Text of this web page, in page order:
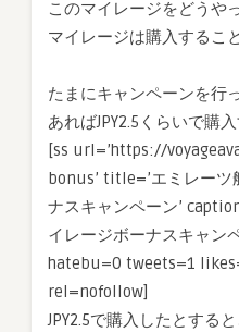
このマイレージをどうや
マイレージは購入するこ
たまにキャンペーンを行
あればJPY2.5くらいで購
[ss url=’https://
bonus’ title=’エミレーツ
ナスキャンペーン’
イレージボーナスキャン
hatebu=0 tweets=1
rel=nofollow]
JPY2.5で購入したとする